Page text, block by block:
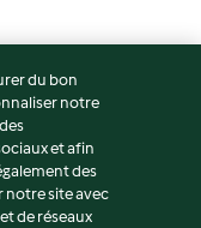
du bon
notre
et afin
des
site avec
de réseaux